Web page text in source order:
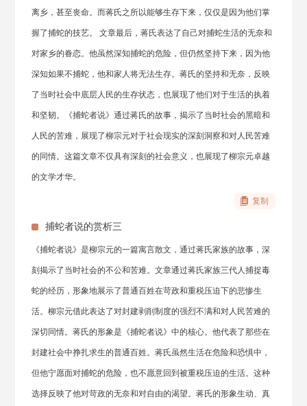
离乡，甚至丧命。而蒋氏之所以能够生存下来，仅仅是因为他们掌
握了捕蛇的技艺。 文章最后，蒋氏表达了自己对捕蛇生活的无奈和
对家乡的眷恋。他虽然深知捕蛇的危险，但仍然坚持下来，因为他
深知如果不捕蛇，他和家人将无法生存。蒋氏的坚持和无奈，反映
了当时社会中底层人民的生存状态，也展现了他们对于生活的执着
和坚韧。《捕蛇者说》通过蒋氏的故事，揭示了当时社会的黑暗和
人民的苦难，展现了柳宗元对于社会现实的深刻洞察和对人民苦难
的同情。这篇文章不仅具有深刻的社会意义，也展现了柳宗元卓越
的文学才华。
复制
捕蛇者说的赏析三
《捕蛇者说》是柳宗元的一篇寓言散文，通过蒋氏家族的故事，深
刻揭示了当时社会的不公和苦难。文章通过蒋氏家族三代人捕捉毒
蛇的经历，形象地展示了普通百姓在苛政和重税压迫下的悲惨生
活。柳宗元借此表达了对封建剥削制度的强烈不满和对人民苦难的
深切同情。蒋氏的形象是《捕蛇者说》中的核心。他代表了那些在
封建社会中挣扎求生的普通百姓。蒋氏虽然生活在危险和恐惧中，
但他宁愿面对捕蛇的危险，也不愿意回到被重税压迫的生活。这种
选择反映了他对苛政的无奈和对自由的渴望。蒋氏的形象生动、真